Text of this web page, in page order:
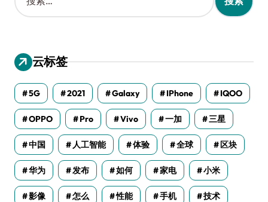
索
：
云标签
5G 2021 Galaxy IPhone IQOO
OPPO Pro Vivo 一加 三星
中国 人工智能 体验 全球 区块
华为 发布 如何 家电 小米
影像 怎么 性能 手机 技术